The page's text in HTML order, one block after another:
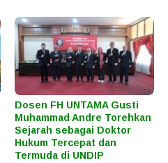
Dosen FH UNTAMA Gusti
Muhammad Andre Torehkan
Sejarah sebagai Doktor
Hukum Tercepat dan
Termuda di UNDIP